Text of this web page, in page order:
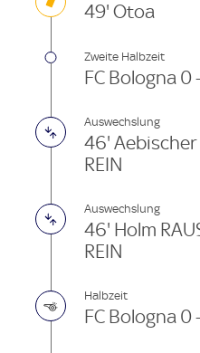
49' Otoa
Zweite Halbzeit
FC Bologna 0
Auswechslung
46' Aebischer
REIN
Auswechslung
46' Holm
REIN
Halbzeit
FC Bologna 0